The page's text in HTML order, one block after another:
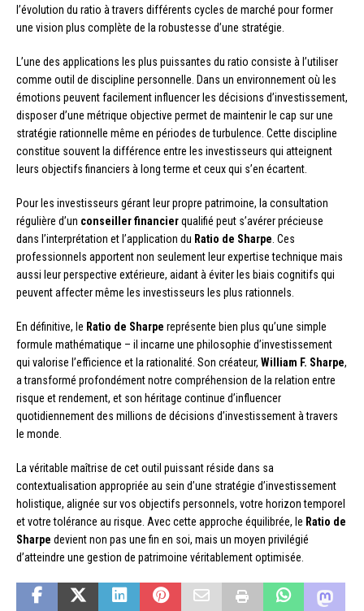
l’évolution du ratio à travers différents cycles de marché pour former
une vision plus complète de la robustesse d’une stratégie.
L’une des applications les plus puissantes du ratio consiste à l’utiliser
comme outil de discipline personnelle. Dans un environnement où les
émotions peuvent facilement influencer les décisions d’investissement,
disposer d’une métrique objective permet de maintenir le cap sur une
stratégie rationnelle même en périodes de turbulence. Cette discipline
constitue souvent la différence entre les investisseurs qui atteignent
leurs objectifs financiers à long terme et ceux qui s’en écartent.
Pour les investisseurs gérant leur propre patrimoine, la consultation
régulière d’un conseiller financierqualifié peut s’avérer précieuse
dans l’interprétation et l’application du Ratio de Sharpe . Ces
professionnels apportent non seulement leur expertise technique mais
aussi leur perspective extérieure, aidant à éviter les biais cognitifs qui
peuvent affecter même les investisseurs les plus rationnels.
En définitive, le Ratio de Sharpe représente bien plus qu’une simple
formule mathématique – il incarne une philosophie d’investissement
qui valorise l’efficience et la rationalité. Son créateur, William F. Sharpe,
a transformé profondément notre compréhension de la relation entre
risque et rendement, et son héritage continue d’influencer
quotidiennement des millions de décisions d’investissement à travers
le monde.
La véritable maîtrise de cet outil puissant réside dans sa
contextualisation appropriée au sein d’une stratégie d’investissement
holistique, alignée sur vos objectifs personnels, votre horizon temporel
et votre tolérance au risque. Avec cette approche équilibrée, le Ratio de
Sharpe devient non pas une fin en soi, mais un moyen privilégié
d’atteindre une gestion de patrimoine véritablement optimisée.